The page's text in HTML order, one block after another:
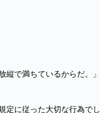
で満ちているからだ。」
定に従った大切な行為でし